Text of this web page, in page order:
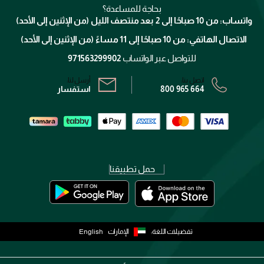
الإرجاع
برنامج الولاء ميوز
الشروط و الأحكام
سياسة الخصوصية
بحاجة للمساعدة؟
واتساب: من 10 صباحًا إلى 2 بعد منتصف الليل (من الإثنين إلى الأحد)
الاتصال الهاتفي: من 10 صباحًا إلى 11 مساءً (من الإثنين إلى الأحد)
للتواصل عبر الواتساب 971563299902
اتصل بنا:
800 965 664
أرسل لنا:
استفسار
حمل تطبيقنا
تفضيلات اللغة: الإمارات English